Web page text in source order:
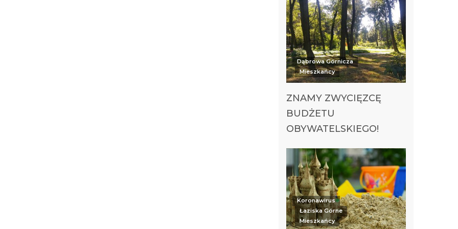
Dąbrowa Górnicza
Mieszkańcy
ZNAMY ZWYCIĘZCĘ
BUDŻETU
OBYWATELSKIEGO!
Koronawirus
Łaziska Górne
Mieszkańcy